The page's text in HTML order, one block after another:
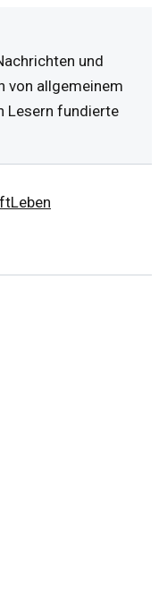
und
von allgemeinem
Lesern fundierte
Leben